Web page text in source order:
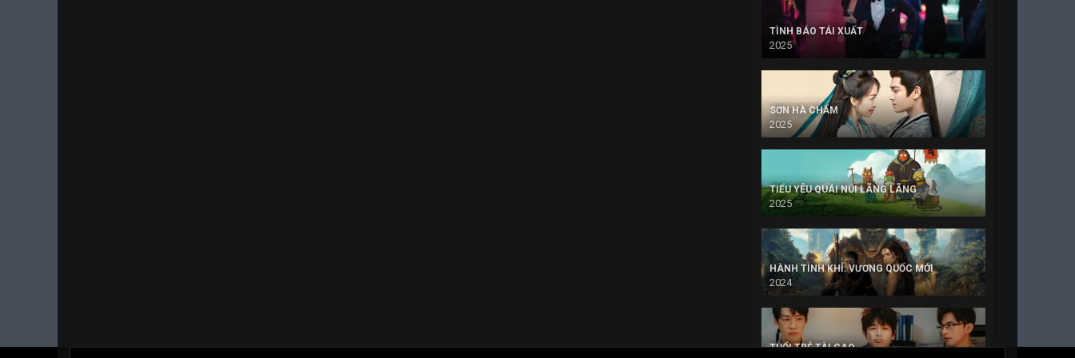
TÌNH BÁO TÁI XUẤT
2025
SƠN HÀ CHẨM
2025
TIỂU YÊU QUÁI NÚI LÃNG LÃNG
2025
HÀNH TINH KHỈ: VƯƠNG QUỐC MỚI
2024
TUỔI TRẺ TÀI CAO